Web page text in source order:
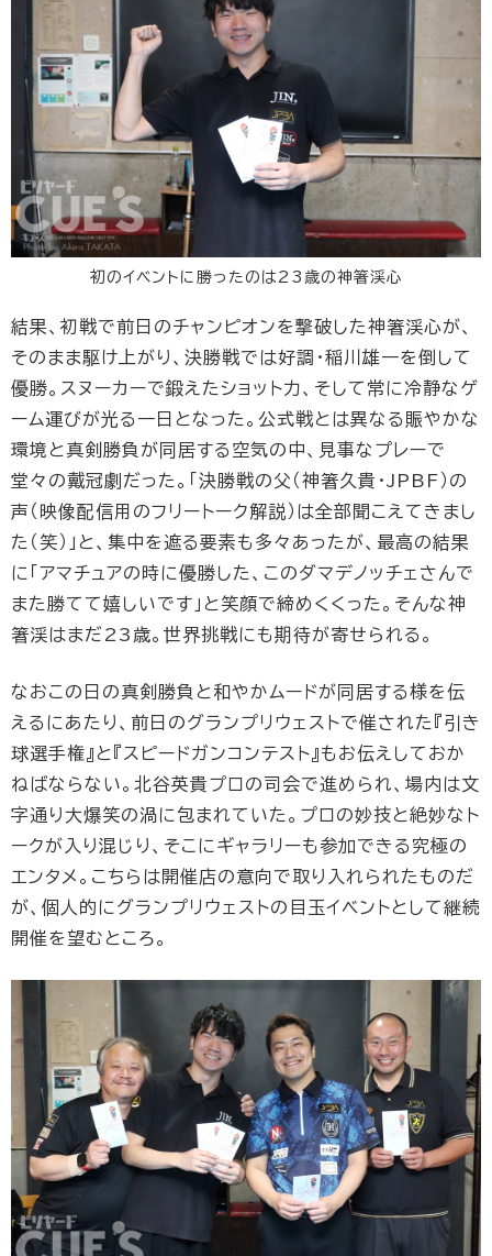
初のイベントに勝ったのは23歳の神箸渓心
結果、初戦で前日のチャンピオンを撃破した神箸渓心が、
そのまま駆け上がり、決勝戦では好調・稲川雄一を倒して
優勝。スヌーカーで鍛えたショット力、そして常に冷静なゲ
ーム運びが光る一日となった。公式戦とは異なる賑やかな
環境と真剣勝負が同居する空気の中、見事なプレーで
堂々の戴冠劇だった。「決勝戦の父（神箸久貴・JPBF）の
声（映像配信用のフリートーク解説）は全部聞こえてきまし
た（笑）」と、集中を遮る要素も多々あったが、最高の結果
に「アマチュアの時に優勝した、このダマデノッチェさんで
また勝てて嬉しいです」と笑顔で締めくくった。そんな神
箸渓はまだ23歳。世界挑戦にも期待が寄せられる。
なおこの日の真剣勝負と和やかムードが同居する様を伝
えるにあたり、前日のグランプリウェストで催された『引き
球選手権』と『スピードガンコンテスト』もお伝えしておか
ねばならない。北谷英貴プロの司会で進められ、場内は文
字通り大爆笑の渦に包まれていた。プロの妙技と絶妙なト
ークが入り混じり、そこにギャラリーも参加できる究極の
エンタメ。こちらは開催店の意向で取り入れられたものだ
が、個人的にグランプリウェストの目玉イベントとして継続
開催を望むところ。